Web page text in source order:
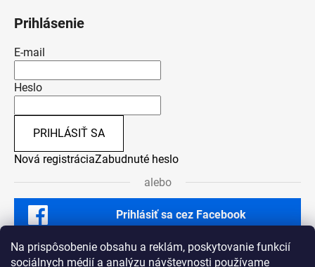
Na prispôsobenie obsahu a reklám, poskytovanie funkcií
sociálnych médií a analýzu návštevnosti používame
Prihlásenie
E-mail
Heslo
PRIHLÁSIŤ SA
Nová registráciaZabudnuté heslo
alebo
Prihlásiť sa cez Facebook